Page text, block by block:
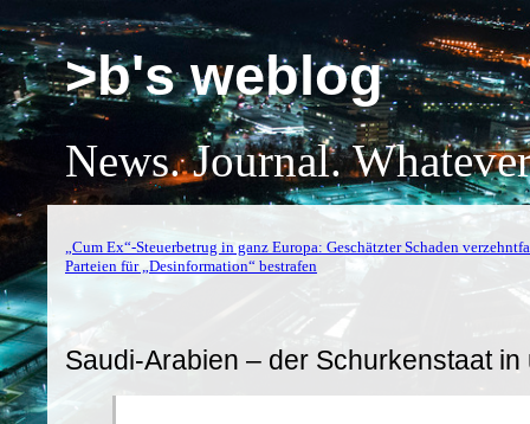
>b's weblog
News. Journal.
„Cum Ex“-Steuerbetrug in ganz Europa: Geschätzter Schaden
Parteien für „Desinformation“ bestrafen
Saudi-Arabien – der Schurkenstaat in